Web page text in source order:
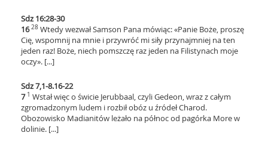
Sdz 16:28-30
16 28 Wtedy wezwał Samson Pana mówiąc: «Panie Boże, proszę
Cię, wspomnij na mnie i przywróć mi siły przynajmniej na ten
jeden raz! Boże, niech pomszczę raz jeden na Filistynach moje
oczy». [...]
Sdz 7,1-8.16-22
71 Wstał więc o świcie Jerubbaal, czyli Gedeon, wraz z całym
zgromadzonym ludem i rozbił obóz u źródeł Charod.
Obozowisko Madianitów leżało na północ od pagórka More w
dolinie. [...]